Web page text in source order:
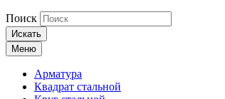
Поиск
Искать
Меню
Арматура
Квадрат стальной